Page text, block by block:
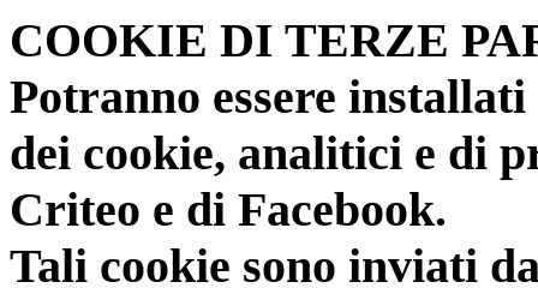
COOKIE DI TERZE
Potranno essere
dei cookie, analitici e di
Criteo e di Facebook.
Tali cookie sono inviati